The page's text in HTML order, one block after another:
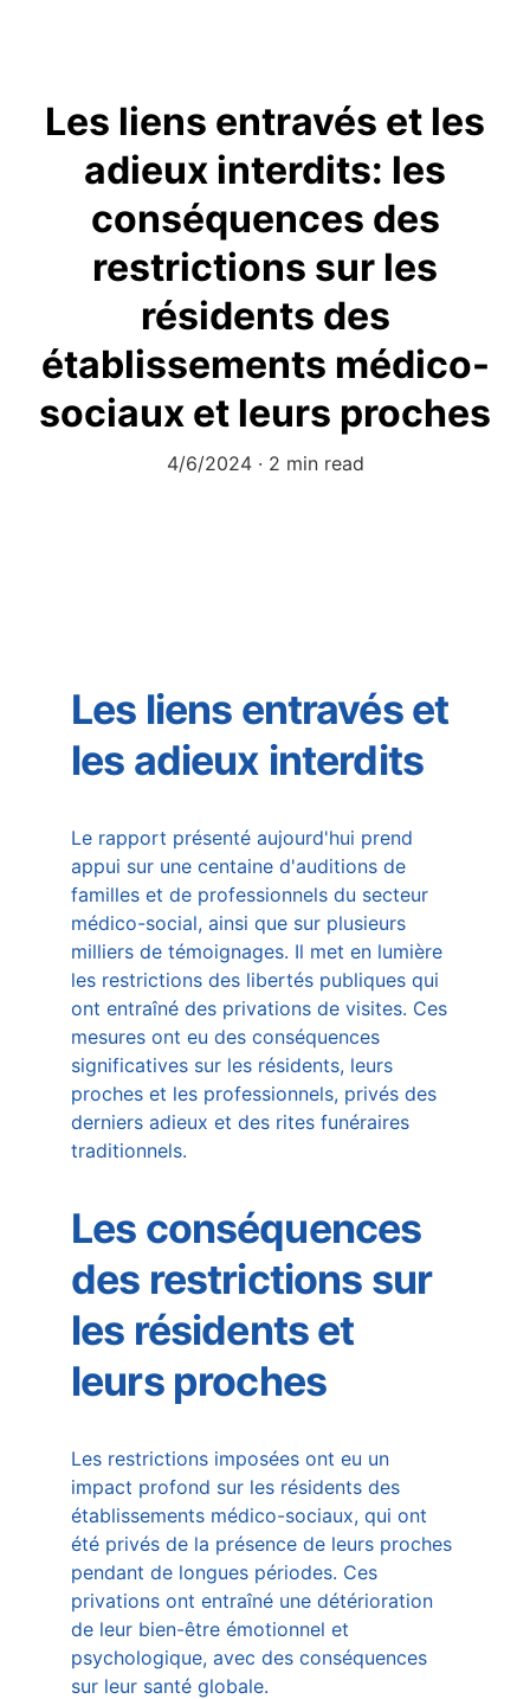
Les liens entravés et les
adieux interdits: les
conséquences des
restrictions sur les
résidents des
établissements médico-
sociaux et leurs proches
4/6/2024 2 min read
Les liens entravés et
les adieux interdits
Le rapport présenté aujourd'hui prend
appui sur une centaine d'auditions de
familles et de professionnels du secteur
médico-social, ainsi que sur plusieurs
milliers de témoignages. Il met en lumière
les restrictions des libertés publiques qui
ont entraîné des privations de visites. Ces
mesures ont eu des conséquences
significatives sur les résidents, leurs
proches et les professionnels, privés des
derniers adieux et des rites funéraires
traditionnels.
Les conséquences
des restrictions sur
les résidents et
leurs proches
Les restrictions imposées ont eu un
impact profond sur les résidents des
établissements médico-sociaux, qui ont
été privés de la présence de leurs proches
pendant de longues périodes. Ces
privations ont entraîné une détérioration
de leur bien-être émotionnel et
psychologique, avec des conséquences
sur leur santé globale.